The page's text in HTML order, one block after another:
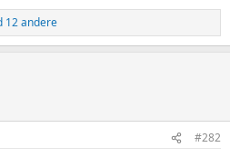
12 andere
#282